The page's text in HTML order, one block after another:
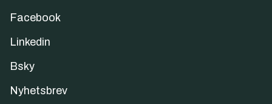
Facebook
Linkedin
Bsky
Nyhetsbrev